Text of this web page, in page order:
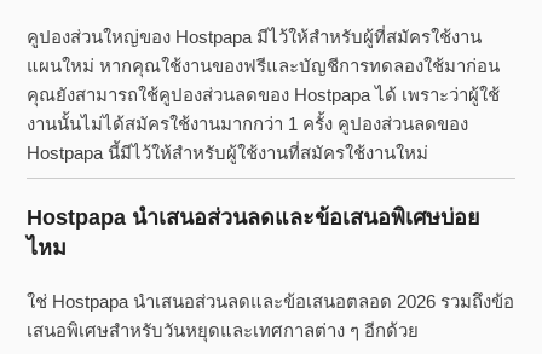
คูปองส่วนใหญ่ของ Hostpapa มีไว้ให้สำหรับผู้ที่สมัครใช้งาน
แผนใหม่ หากคุณใช้งานของฟรีและบัญชีการทดลองใช้มาก่อน
คุณยังสามารถใช้คูปองส่วนลดของ Hostpapa ได้ เพราะว่าผู้ใช้
งานนั้นไม่ได้สมัครใช้งานมากกว่า 1 ครั้ง คูปองส่วนลดของ
Hostpapa นี้มีไว้ให้สำหรับผู้ใช้งานที่สมัครใช้งานใหม่
Hostpapa นำเสนอส่วนลดและข้อเสนอพิเศษบ่อย
ไหม
ใช่ Hostpapa นำเสนอส่วนลดและข้อเสนอตลอด 2026 รวมถึงข้อ
เสนอพิเศษสำหรับวันหยุดและเทศกาลต่าง ๆ อีกด้วย